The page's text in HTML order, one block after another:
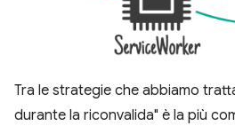
Tra le strategie che abbiamo
durante la riconvalida" è la più